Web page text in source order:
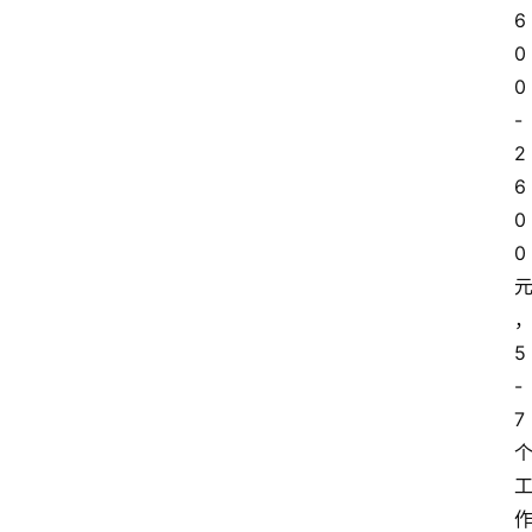
6
0
0
-
2
6
0
0
元
，
5
-
7
个
工
作